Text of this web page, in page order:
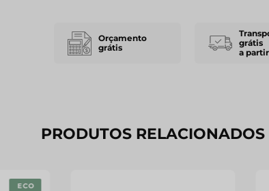
Orçamento
grátis
grátis
a
PRODUTOS RELACIONADOS
ECO